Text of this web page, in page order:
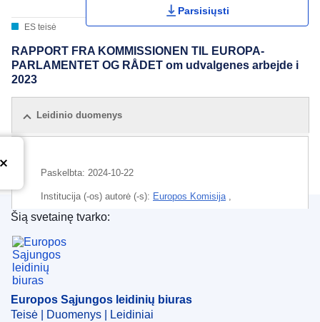
ES teisė
Parsisiųsti
RAPPORT FRA KOMMISSIONEN TIL EUROPA-
PARLAMENTET OG RÅDET om udvalgenes arbejde i
2023
Leidinio duomenys
Paskelbta: 2024-10-22
Institucija (-os) autorė (-s): Europos Komisija ,
Generalinis sekretoriatas
Tema:
oficialioji statistika
įgaliojimai
CELEX : 52024DC0465
Europos Sąjungos leidinių biuras
Šią svetainę tvarko:
Europos Sąjungos leidinių biuras
Teisė | Duomenys | Leidiniai